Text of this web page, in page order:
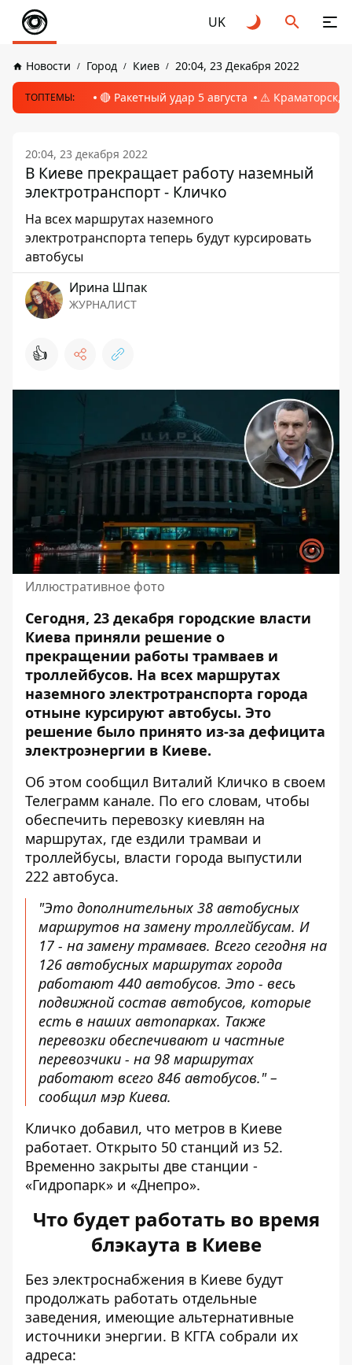
UK
Новости Город Киев 20:04, 23 Декабря 2022
ТОПТЕМЫ: 🔴 Ракетный удар 5 августа ⚠️ Краматорск,
20:04, 23 декабря 2022
В Киеве прекращает работу наземный
электротранспорт - Кличко
На всех маршрутах наземного
электротранспорта теперь будут курсировать
автобусы
Ирина Шпак
ЖУРНАЛИСТ
👍
Иллюстративное фото
Сегодня, 23 декабря городские власти
Киева приняли решение о
прекращении работы трамваев и
троллейбусов. На всех маршрутах
наземного электротранспорта города
отныне курсируют автобусы. Это
решение было принято из-за дефицита
электроэнергии в Киеве.
Об этом сообщил Виталий Кличко в своем
Телеграмм канале. По его словам, чтобы
обеспечить перевозку киевлян на
маршрутах, где ездили трамваи и
троллейбусы, власти города выпустили
222 автобуса.
"Это дополнительных 38 автобусных
маршрутов на замену троллейбусам. И
17 - на замену трамваев. Всего сегодня на
126 автобусных маршрутах города
работают 440 автобусов. Это - весь
подвижной состав автобусов, которые
есть в наших автопарках. Также
перевозки обеспечивают и частные
перевозчики - на 98 маршрутах
работают всего 846 автобусов." –
сообщил мэр Киева.
Кличко добавил, что метров в Киеве
работает. Открыто 50 станций из 52.
Временно закрыты две станции -
«Гидропарк» и «Днепро».
Что будет работать во время
блэкаута в Киеве
Без электроснабжения в Киеве будут
продолжать работать отдельные
заведения, имеющие альтернативные
источники энергии. В КГГА собрали их
адреса: